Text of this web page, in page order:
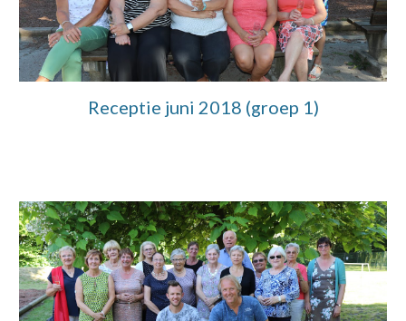
Receptie juni 2018 (groep 1)